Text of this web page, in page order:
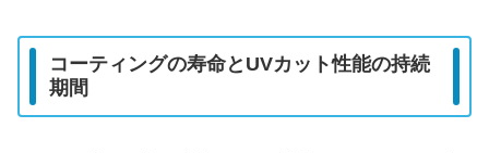
コーティングの寿命とUVカット性能の持続
期間